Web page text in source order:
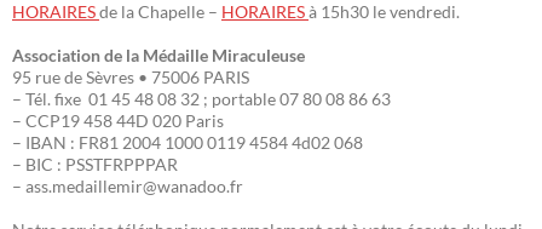
HORAIRESde la Chapelle – HORAIRESà 15h30 le vendredi.
Association de la Médaille Miraculeuse
95 rue de Sèvres • 75006 PARIS
– Tél. fixe 01 45 48 08 32 ; portable 07 80 08 86 63
– CCP19 458 44D 020 Paris
– IBAN : FR81 2004 1000 0119 4584 4d02 068
– BIC : PSSTFRPPPAR
– ass.medaillemir@wanadoo.fr